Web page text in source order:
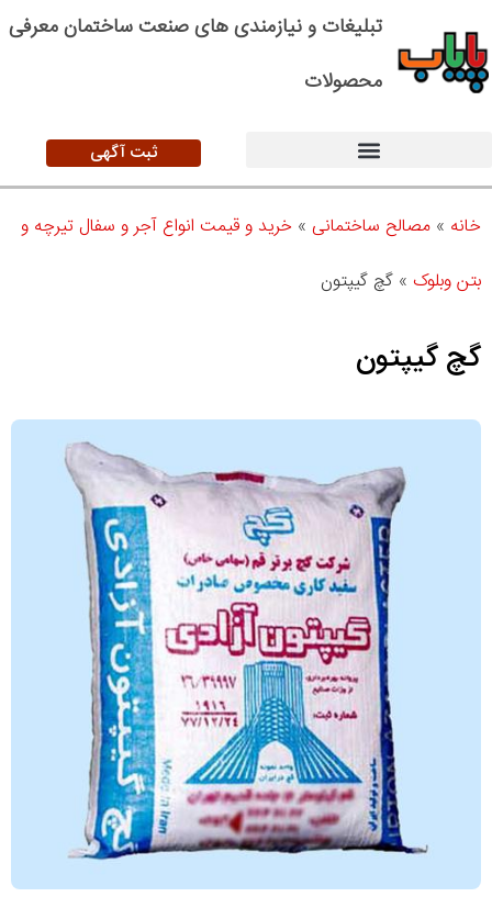
تبلیغات و نیازمندی های صنعت ساختمان معرفی
محصولات
ثبت آگهی
خانه » مصالح ساختمانی » خرید و قیمت انواع آجر و سفال تیرچه و
بتن وبلوک » گچ گیپتون
گچ گیپتون